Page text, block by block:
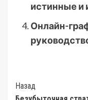
истинные и
Онлайн-
Post
Назад